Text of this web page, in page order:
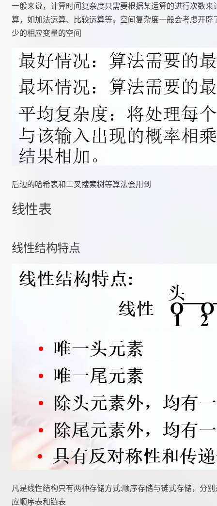
一般来说，计算时间复杂度只需要根据某运算的进行次数来
算，如加法运算、比较运算等。空间复杂度一般会考虑开辟
少的相应变量的空间
后边的哈希表和二叉搜索树等算法会用到
线性表
线性结构特点
凡是线性结构只有两种存储方式:顺序存储与链式存储，分别
应顺序表和链表